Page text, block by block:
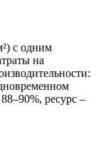
с одним
на
ресурс –